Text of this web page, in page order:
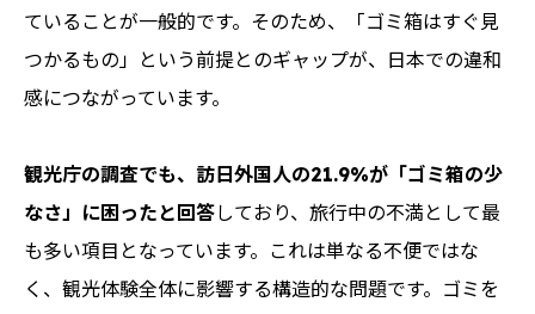
ていることが一般的です。そのため、「ゴミ箱はすぐ見
つかるもの」という前提とのギャップが、日本での違和
感につながっています。
観光庁の調査でも、訪日外国人の21.9%が「ゴミ箱の少
なさ」に困ったと回答しており、旅行中の不満として最
も多い項目となっています。これは単なる不便ではな
く、観光体験全体に影響する構造的な問題です。ゴミを